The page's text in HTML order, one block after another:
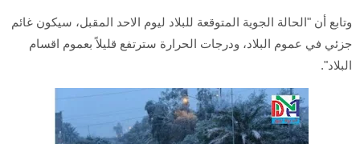
وتابع أن "الحالة الجوية المتوقعة للبلاد ليوم الاحد المقبل، سيكون غائم
جزئي في عموم البلاد، ودرجات الحرارة سترتفع قليلاً بعموم اقسام
البلاد".